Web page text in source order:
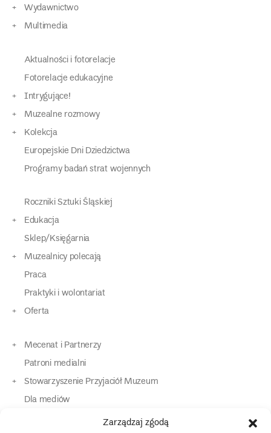
Zarządzaj zgodą
Wydawnictwo
Multimedia
Aktualności i fotorelacje
Fotorelacje edukacyjne
Intrygujące!
Muzealne rozmowy
Kolekcja
Europejskie Dni Dziedzictwa
Programy badań strat wojennych
Roczniki Sztuki Śląskiej
Edukacja
Sklep/Księgarnia
Muzealnicy polecają
Praca
Praktyki i wolontariat
Oferta
Mecenat i Partnerzy
Patroni medialni
Stowarzyszenie Przyjaciół Muzeum
Dla mediów
Dla osób o specjalnych potrzebach